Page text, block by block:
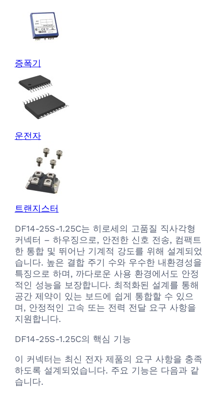
증폭기
운전자
트랜지스터
DF14-25S-1.25C는 히로세의 고품질 직사각형
커넥터 – 하우징으로, 안전한 신호 전송, 컴팩트
한 통합 및 뛰어난 기계적 강도를 위해 설계되었
습니다. 높은 결합 주기 수와 우수한 내환경성을
특징으로 하며, 까다로운 사용 환경에서도 안정
적인 성능을 보장합니다. 최적화된 설계를 통해
공간 제약이 있는 보드에 쉽게 통합할 수 있으
며, 안정적인 고속 또는 전력 전달 요구 사항을
지원합니다.
DF14-25S-1.25C의 핵심 기능
이 커넥터는 최신 전자 제품의 요구 사항을 충족
하도록 설계되었습니다. 주요 기능은 다음과 같
습니다.